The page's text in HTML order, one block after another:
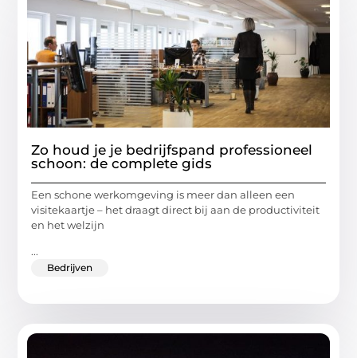
Zo houd je je bedrijfspand professioneel
schoon: de complete gids
Een schone werkomgeving is meer dan alleen een
visitekaartje – het draagt direct bij aan de productiviteit
en het welzijn
...
Bedrijven